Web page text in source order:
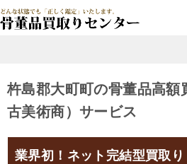
杵島郡大町町の骨董品高額
古美術商）サービス
業界初！ネット完結型買取り